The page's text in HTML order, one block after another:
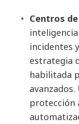
Centros
incidentes
estrategia
habilitada
protección